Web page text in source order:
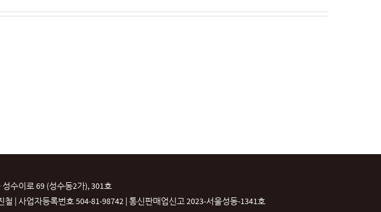
수이로 69 (성수동2가), 301호
| 사업자등록번호 504-81-98742 | 통신판매업신고 2023-서울성동-1341호